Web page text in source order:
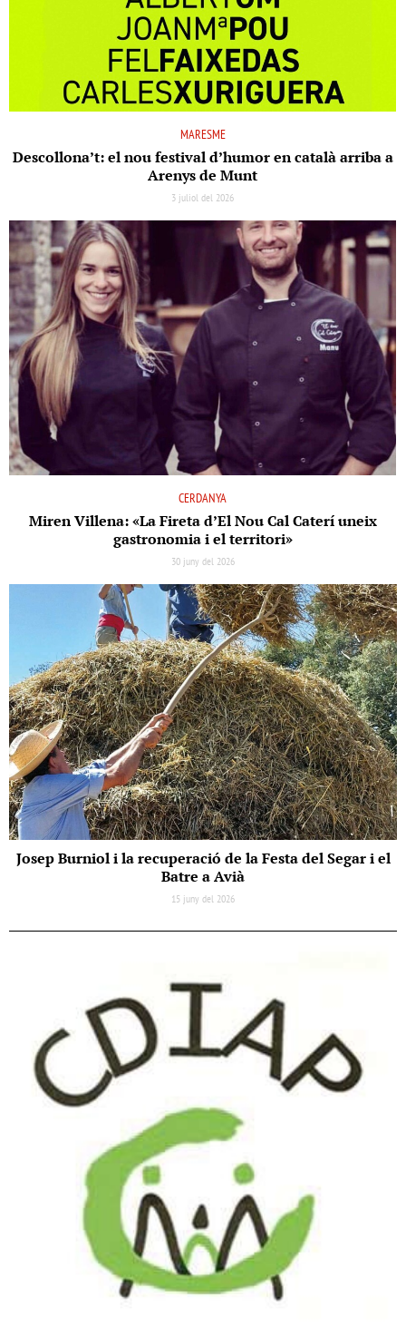
MARESME
Descollona’t: el nou festival d’humor en català arriba a
Arenys de Munt
3 juliol del 2026
CERDANYA
Miren Villena: «La Fireta d’El Nou Cal Caterí uneix
gastronomia i el territori»
30 juny del 2026
Josep Burniol i la recuperació de la Festa del Segar i el
Batre a Avià
15 juny del 2026